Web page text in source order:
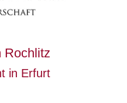
Rochlitz
in Erfurt